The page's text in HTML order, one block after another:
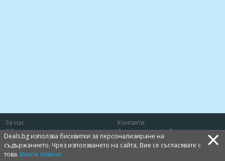
За нас
Контакти
Общи условия
Защита на потребителя
Политика за лични данни
Бисквитки
Deals.bg използва бисквитки за персонализиране на
съдържанието. Чрез използването на сайта, Вие се съгласявате с
това. Вижте повече ×